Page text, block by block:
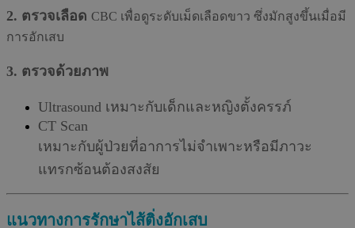
2. ตรวจเลือด CBC เพื่อดูระดับเม็ดเลือดขาว ซึ่งมักสูงขึ้นเมื่อมี
การอักเสบ
3. ตรวจด้วยภาพ
Ultrasound เหมาะกับเด็กและหญิงตั้งครรภ์
CT Scan
เหมาะกับผู้ป่วยที่อาการไม่จำเพาะหรือมีภาวะ
แทรกซ้อนต้องสงสัย
แนวทางการรักษาไส้ติ่งอักเสบ